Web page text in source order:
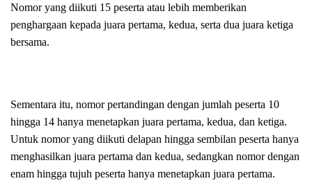
Nomor yang diikuti 15 peserta atau lebih memberikan
penghargaan kepada juara pertama, kedua, serta dua juara ketiga
bersama.
Sementara itu, nomor pertandingan dengan jumlah peserta 10
hingga 14 hanya menetapkan juara pertama, kedua, dan ketiga.
Untuk nomor yang diikuti delapan hingga sembilan peserta hanya
menghasilkan juara pertama dan kedua, sedangkan nomor dengan
enam hingga tujuh peserta hanya menetapkan juara pertama.